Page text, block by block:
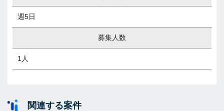
週5日
募集人数
1人
関連する案件